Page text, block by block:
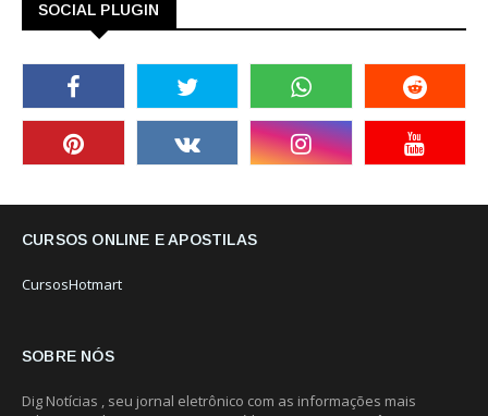
SOCIAL PLUGIN
CURSOS ONLINE E APOSTILAS
CursosHotmart
SOBRE NÓS
Dig Notícias , seu jornal eletrônico com as informações mais